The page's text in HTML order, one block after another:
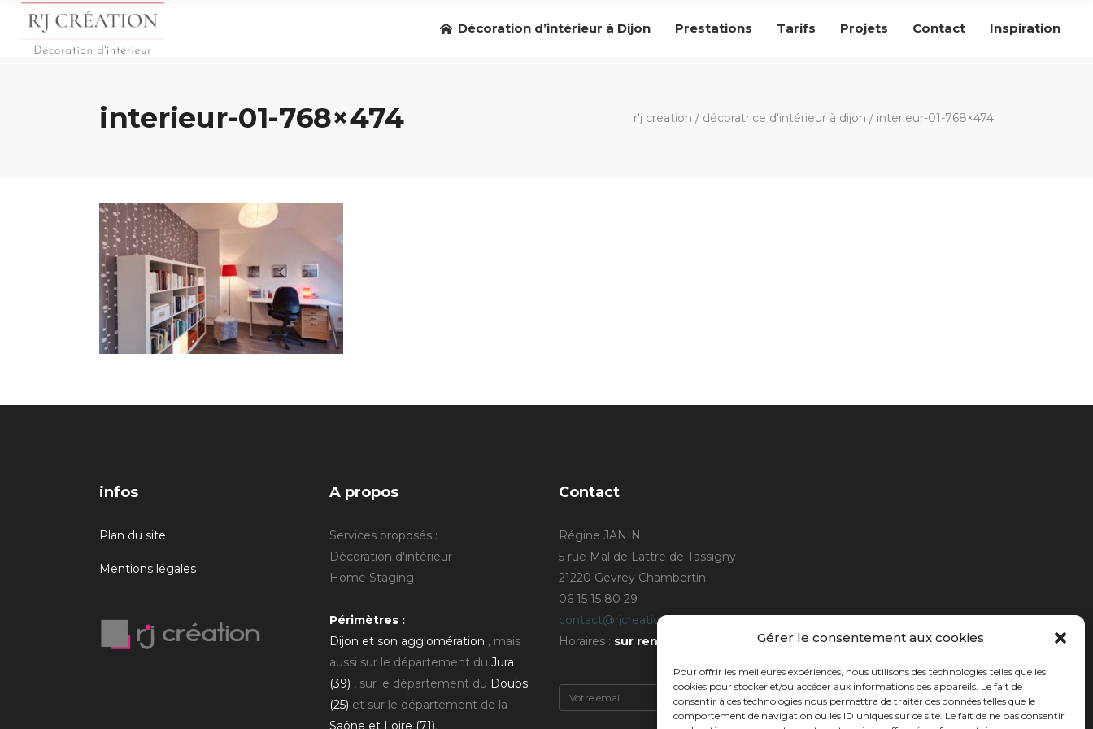
Gérer le consentement aux cookies
Pour offrir les meilleures expériences, nous utilisons des technologies telles que les
cookies pour stocker et/ou accéder aux informations des appareils. Le fait de
consentir à ces technologies nous permettra de traiter des données telles que le
comportement de navigation ou les ID uniques sur ce site. Le fait de ne pas consentir
Décoration d’intérieur à Dijon Prestations Tarifs Projets Contact Inspiration
interieur-01-768×474 r'j creation / décoratrice d'intérieur à dijon / interieur-01-768×474
infos
Plan du site
Mentions légales
A propos
Services proposés :
Décoration d'intérieur
Home Staging
Périmètres :
Dijon et son agglomération , mais
aussi sur le département du Jura
(39) , sur le département du Doubs
(25) et sur le département de la
Saône et Loire (71).
Contact
Régine JANIN
5 rue Mal de Lattre de Tassigny
21220 Gevrey Chambertin
06 15 15 80 29
contact@rjcreation.com
Horaires : sur rendez-vous